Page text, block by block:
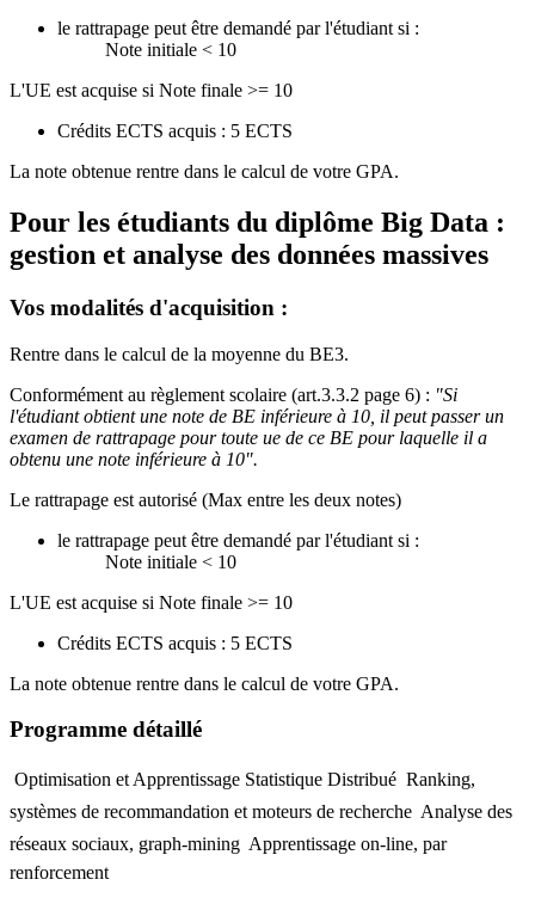
le rattrapage peut être demandé par l'étudiant si :
Note initiale < 10
L'UE est acquise si Note finale >= 10
Crédits ECTS acquis : 5 ECTS
La note obtenue rentre dans le calcul de votre GPA.
Pour les étudiants du diplôme Big Data :
gestion et analyse des données massives
Vos modalités d'acquisition :
Rentre dans le calcul de la moyenne du BE3.
Conformément au règlement scolaire (art.3.3.2 page 6) : "Si
l'étudiant obtient une note de BE inférieure à 10, il peut passer un
examen de rattrapage pour toute ue de ce BE pour laquelle il a
obtenu une note inférieure à 10".
Le rattrapage est autorisé (Max entre les deux notes)
le rattrapage peut être demandé par l'étudiant si :
Note initiale < 10
L'UE est acquise si Note finale >= 10
Crédits ECTS acquis : 5 ECTS
La note obtenue rentre dans le calcul de votre GPA.
Programme détaillé
 Optimisation et Apprentissage Statistique Distribué  Ranking,
systèmes de recommandation et moteurs de recherche  Analyse des
réseaux sociaux, graph-mining  Apprentissage on-line, par
renforcement